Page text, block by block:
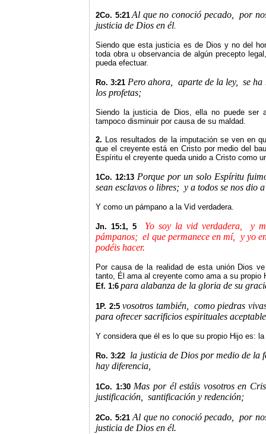
2Co. 5:21 Al que no conoció pecado,
por
justicia de Dios en él.
Siendo que esta justicia es de Dios y no del
toda obra u observancia de algún precepto
pueda efectuar.
Ro. 3:21Pero ahora, aparte de la ley,
se ha
los profetas;
Siendo la justicia de Dios, ella no puede ser
tampoco disminuir por causa de su maldad.
2. Los resultados de la imputación se ven en
que el creyente está en Cristo por medio del
Espíritu el creyente queda unido a Cristo como
1Co. 12:13Porque por un solo Espíritu
sean esclavos o libres; y a todos se nos dio
Y como un pámpano a la Vid verdadera.
Jn. 15:1, 5 Yo soy la vid verdadera,
y
pámpanos; el que permanece en mí,
y yo
podéis hacer.
Por causa de la realidad de esta unión Dios
tanto, Él ama al creyente como ama a su propio
Ef. 1:6 para alabanza de la gloria de su
1P. 2:5vosotros también,
como piedras
para ofrecer sacrificios espirituales
Y considera que él es lo que su propio Hijo es:
Ro. 3:22 la justicia de Dios por medio de la
hay diferencia,
1Co. 1:30Mas por él estáis vosotros en
justificación,
santificación y redención;
2Co. 5:21Al que no conoció pecado,
por
justicia de Dios en él.